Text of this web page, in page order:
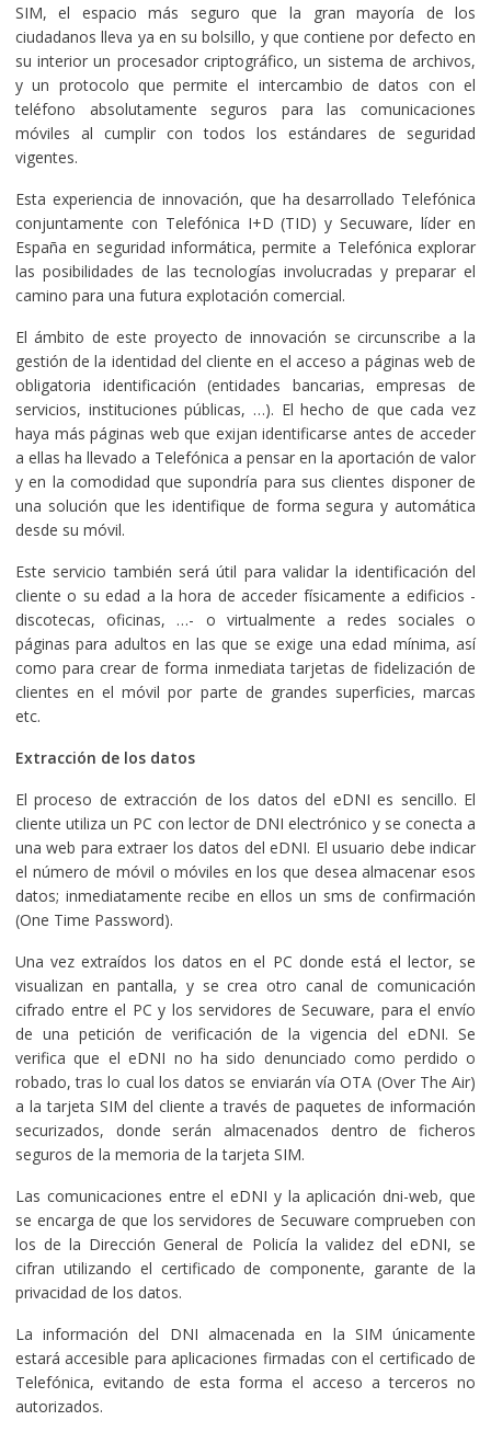
SIM, el espacio más seguro que la gran mayoría de los
ciudadanos lleva ya en su bolsillo, y que contiene por defecto en
su interior un procesador criptográfico, un sistema de archivos,
y un protocolo que permite el intercambio de datos con el
teléfono absolutamente seguros para las comunicaciones
móviles al cumplir con todos los estándares de seguridad
vigentes.
Esta experiencia de innovación, que ha desarrollado Telefónica
conjuntamente con Telefónica I+D (TID) y Secuware, líder en
España en seguridad informática, permite a Telefónica explorar
las posibilidades de las tecnologías involucradas y preparar el
camino para una futura explotación comercial.
El ámbito de este proyecto de innovación se circunscribe a la
gestión de la identidad del cliente en el acceso a páginas web de
obligatoria identificación (entidades bancarias, empresas de
servicios, instituciones públicas, …). El hecho de que cada vez
haya más páginas web que exijan identificarse antes de acceder
a ellas ha llevado a Telefónica a pensar en la aportación de valor
y en la comodidad que supondría para sus clientes disponer de
una solución que les identifique de forma segura y automática
desde su móvil.
Este servicio también será útil para validar la identificación del
cliente o su edad a la hora de acceder físicamente a edificios -
discotecas, oficinas, …- o virtualmente a redes sociales o
páginas para adultos en las que se exige una edad mínima, así
como para crear de forma inmediata tarjetas de fidelización de
clientes en el móvil por parte de grandes superficies, marcas
etc.
Extracción de los datos
El proceso de extracción de los datos del eDNI es sencillo. El
cliente utiliza un PC con lector de DNI electrónico y se conecta a
una web para extraer los datos del eDNI. El usuario debe indicar
el número de móvil o móviles en los que desea almacenar esos
datos; inmediatamente recibe en ellos un sms de confirmación
(One Time Password).
Una vez extraídos los datos en el PC donde está el lector, se
visualizan en pantalla, y se crea otro canal de comunicación
cifrado entre el PC y los servidores de Secuware, para el envío
de una petición de verificación de la vigencia del eDNI. Se
verifica que el eDNI no ha sido denunciado como perdido o
robado, tras lo cual los datos se enviarán vía OTA (Over The Air)
a la tarjeta SIM del cliente a través de paquetes de información
securizados, donde serán almacenados dentro de ficheros
seguros de la memoria de la tarjeta SIM.
Las comunicaciones entre el eDNI y la aplicación dni-web, que
se encarga de que los servidores de Secuware comprueben con
los de la Dirección General de Policía la validez del eDNI, se
cifran utilizando el certificado de componente, garante de la
privacidad de los datos.
La información del DNI almacenada en la SIM únicamente
estará accesible para aplicaciones firmadas con el certificado de
Telefónica, evitando de esta forma el acceso a terceros no
autorizados.